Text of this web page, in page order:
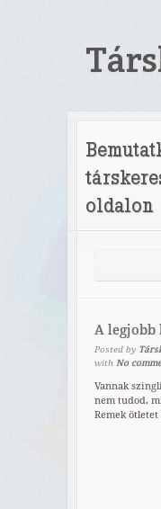
oldalon
A legjobb
Posted by
with No
Vannak
nem tudod,
Remek